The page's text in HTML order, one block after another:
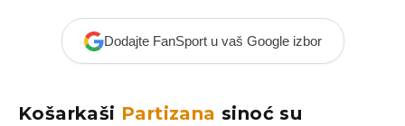
Dodajte FanSport u vaš Google izbor
Košarkaši Partizana sinoć su